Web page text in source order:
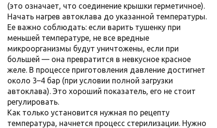
(это означает, что соединение крышки герметичное).
Начать нагрев автоклава до указанной температуры.
Ее важно соблюдать: если варить тушенку при
меньшей температуре, не все вредные
микроорганизмы будут уничтожены, если при
большей — она превратится в невкусное красное
желе. В процессе приготовления давление достигнет
около 3–4 бар (при условии полной загрузки
автоклава). Это хороший показатель, его не стоит
регулировать.
Как только установится нужная по рецепту
температура, начнется процесс стерилизации. Нужно